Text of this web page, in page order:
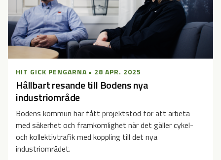
Hållbart resande till Bodens nya
industriområde
HIT GICK PENGARNA • 28 APR. 2025
Bodens kommun har fått projektstöd för att arbeta
med säkerhet och framkomlighet när det gäller cykel-
och kollektivtrafik med koppling till det nya
industriområdet.